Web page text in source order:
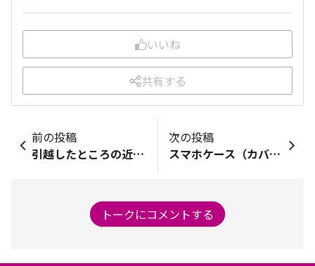
いいね
共有する
前の投稿
引越したところの近所にイオンモールがあり、ショッピングはイオン、映画はイオンシネマ、銀行はイオン銀行、クレジットカードはイオンセレクト、そして、とうとう携帯電話もイオンモバイル、さらにイオンの株主にまでなってしまいました。こんなイオンまみれの生活の中、イオンカード・ポイントモールのガチャで1等大当たりという幸運に恵まれました。
次の投稿
スマホケース（カバー）って……アンケートの「液晶画面の保護」で手帳型ケース派が意外に少ないと思いましたが、皆さん手帳型ケース使ってないんですね。私はずーっと手帳型派なんです。 すぐに置き忘れるので、目立つケースつけてます。 でも、開いてQRコードを読み込もうとした時に落としたことがあり「手帳型って、画面は守れないのでは？」とも思って、画面にもフィルムを張りました。 寒くて着込んでいるので落としやすいなあっと思っているのは私だけでしょうか？
トークにコメントする